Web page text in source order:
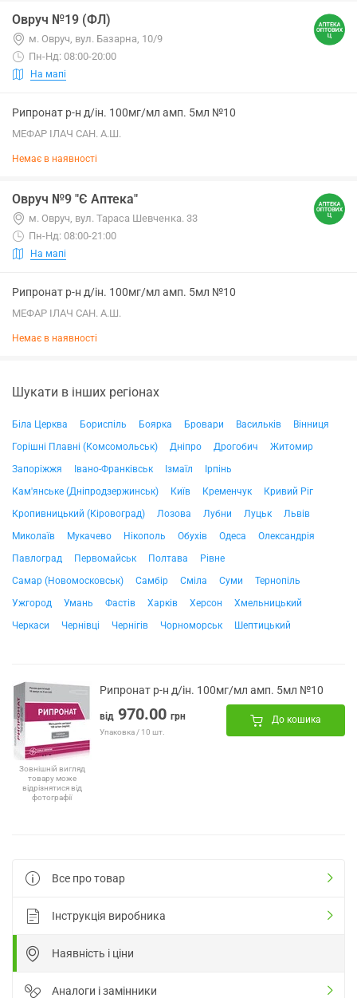
Овруч №19 (ФЛ)
м. Овруч, вул. Базарна, 10/9
Пн-Нд: 08:00-20:00
На мапі
Рипронат р-н д/ін. 100мг/мл амп. 5мл №10
МЕФАР ІЛАЧ САН. А.Ш.
Немає в наявності
Овруч №9 "Є Аптека"
м. Овруч, вул. Тараса Шевченка. 33
Пн-Нд: 08:00-21:00
На мапі
Рипронат р-н д/ін. 100мг/мл амп. 5мл №10
МЕФАР ІЛАЧ САН. А.Ш.
Немає в наявності
Шукати в інших регіонах
Біла Церква Бориспіль Боярка Бровари Васильків
Вінниця
Горішні Плавні (Комсомольськ)
Дніпро Дрогобич
Житомир
Запоріжжя
Івано-Франківськ Ізмаїл
Ірпінь
Кам'янське (Дніпродзержинськ)
Київ Кременчук
Кривий Ріг
Кропивницький (Кіровоград)
Лозова Лубни Луцьк
Львів
Миколаїв
Мукачево Нікополь Обухів Одеса
Олександрія
Павлоград
Первомайськ Полтава
Рівне
Самар (Новомосковськ)
Самбір Сміла Суми
Тернопіль
Ужгород
Умань Фастів Харків Херсон
Хмельницький
Черкаси
Чернівці Чернігів Чорноморськ Шептицький
Зовнішній вигляд
товару може
відрізнятися від
фотографії
Рипронат р-н д/ін. 100мг/мл амп. 5мл №10
від 970.00 грн
Упаковка / 10 шт.
До кошика
Все про товар
Інструкція виробника
Наявність і ціни
Аналоги і замінники